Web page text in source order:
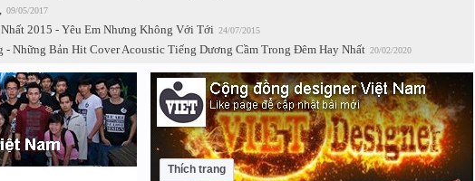
09/05/2017
2015 - Yêu Em Nhưng Không Với Tới 24/07/2015
- Những Bản Hit Cover Acoustic Tiếng Dương Cầm Trong Đêm Hay Nhất 20/02/2020
Thích trang